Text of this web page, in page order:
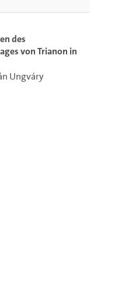
des
von Trianon in
Ungváry